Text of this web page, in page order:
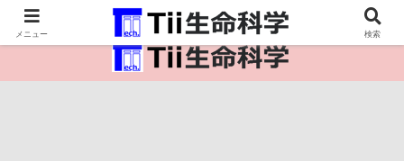
医療保健・生命・生物の情報インフラ。
メニュー 検索